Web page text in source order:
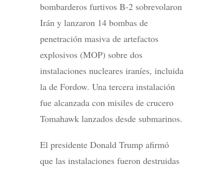
bombarderos furtivos B-2 sobrevolaron
Irán y lanzaron 14 bombas de
penetración masiva de artefactos
explosivos (MOP) sobre dos
instalaciones nucleares iraníes, incluida
la de Fordow. Una tercera instalación
fue alcanzada con misiles de crucero
Tomahawk lanzados desde submarinos.
El presidente Donald Trump afirmó
que las instalaciones fueron destruidas